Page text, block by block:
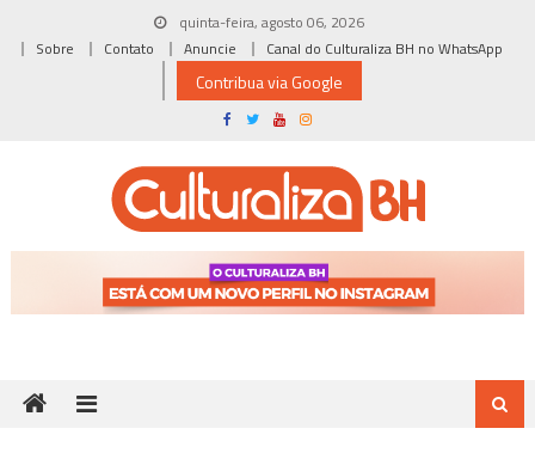
quinta-feira, agosto 06, 2026
Sobre
Contato Anuncie Canal do Culturaliza BH no WhatsApp
Contribua via Google